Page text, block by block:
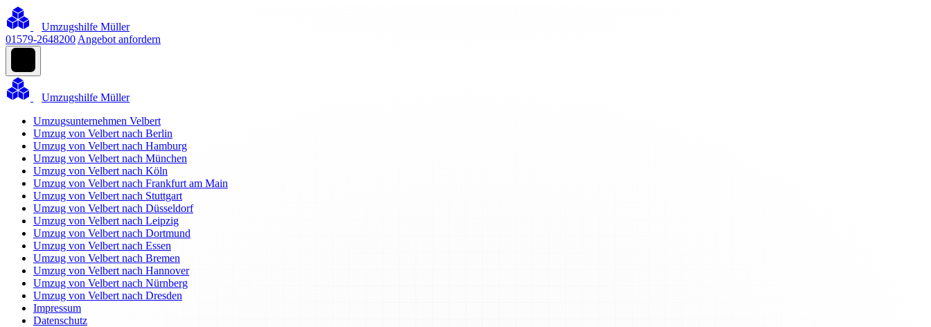
Umzugshilfe Müller
01579-2648200 Angebot anfordern
Umzugshilfe Müller
Umzugsunternehmen Velbert
Umzug von Velbert nach Berlin
Umzug von Velbert nach Hamburg
Umzug von Velbert nach München
Umzug von Velbert nach Köln
Umzug von Velbert nach Frankfurt am Main
Umzug von Velbert nach Stuttgart
Umzug von Velbert nach Düsseldorf
Umzug von Velbert nach Leipzig
Umzug von Velbert nach Dortmund
Umzug von Velbert nach Essen
Umzug von Velbert nach Bremen
Umzug von Velbert nach Hannover
Umzug von Velbert nach Nürnberg
Umzug von Velbert nach Dresden
Impressum
Datenschutz